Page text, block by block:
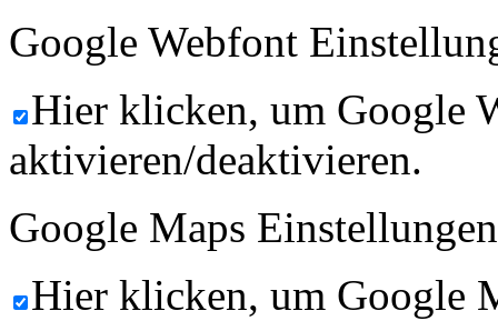
Google Webfont
Hier klicken, um Google
aktivieren/deaktivieren.
Google Maps
Hier klicken, um Google